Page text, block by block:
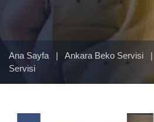
Ana Sayfa | Ankara Beko Servisi |
Servisi